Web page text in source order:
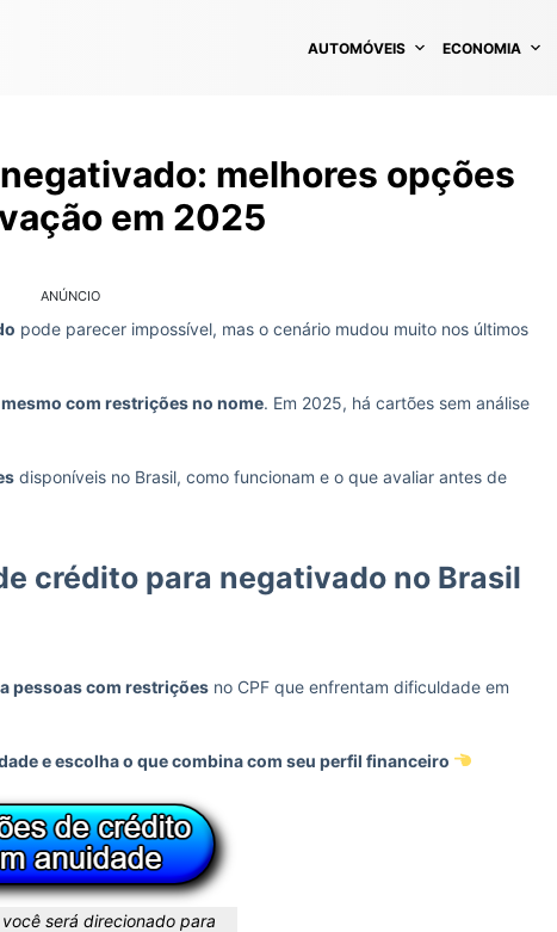
AUTOMÓVEIS ECONOMIA
melhores opções
em 2025
ANÚNCIO
pode parecer impossível, mas o cenário mudou muito nos últimos
com restrições no nome. Em 2025, há cartões sem análise
disponíveis no Brasil, como funcionam e o que avaliar antes de
crédito para negativado no Brasil
pessoas com restrições no CPF que enfrentam dificuldade em
e escolha o que combina com seu perfil financeiro
será direcionado para